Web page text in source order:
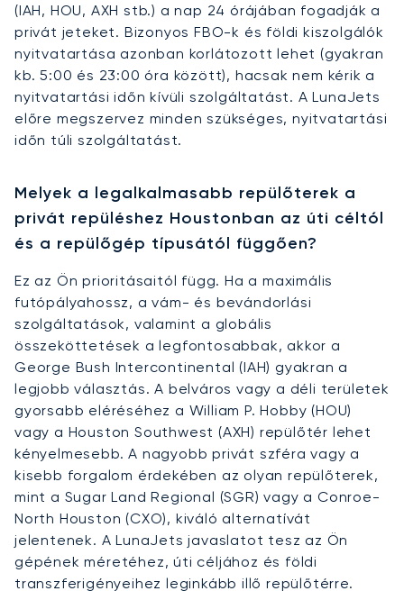
(IAH, HOU, AXH stb.) a nap 24 órájában fogadják a
privát jeteket. Bizonyos FBO-k és földi kiszolgálók
nyitvatartása azonban korlátozott lehet (gyakran
kb. 5:00 és 23:00 óra között), hacsak nem kérik a
nyitvatartási időn kívüli szolgáltatást. A LunaJets
előre megszervez minden szükséges, nyitvatartási
időn túli szolgáltatást.
Melyek a legalkalmasabb repülőterek a
privát repüléshez Houstonban az úti céltól
és a repülőgép típusától függően?
Ez az Ön prioritásaitól függ. Ha a maximális
futópályahossz, a vám- és bevándorlási
szolgáltatások, valamint a globális
összeköttetések a legfontosabbak, akkor a
George Bush Intercontinental (IAH) gyakran a
legjobb választás. A belváros vagy a déli területek
gyorsabb eléréséhez a William P. Hobby (HOU)
vagy a Houston Southwest (AXH) repülőtér lehet
kényelmesebb. A nagyobb privát szféra vagy a
kisebb forgalom érdekében az olyan repülőterek,
mint a Sugar Land Regional (SGR) vagy a Conroe-
North Houston (CXO), kiváló alternatívát
jelentenek. A LunaJets javaslatot tesz az Ön
gépének méretéhez, úti céljához és földi
transzferigényeihez leginkább illő repülőtérre.